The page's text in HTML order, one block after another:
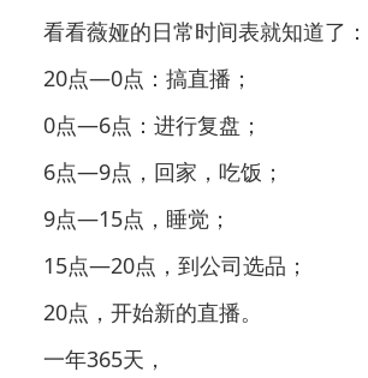
看看薇娅的日常时间表就知道了：
20点—0点：搞直播；
0点—6点：进行复盘；
6点—9点，回家，吃饭；
9点—15点，睡觉；
15点—20点，到公司选品；
20点，开始新的直播。
一年365天，